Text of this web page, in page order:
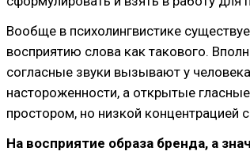
Вообще в психолингвистике
восприятию слова как такового.
согласные звуки вызывают у
настороженности, а открытые
простором, но низкой концентрацией
На восприятие образа бренда, а